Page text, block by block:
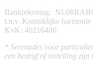
Bankrekening:
t.n.v. Koninklijke
KvK: 40216486
* Serenades voor
een bedrijf of instelling zijn